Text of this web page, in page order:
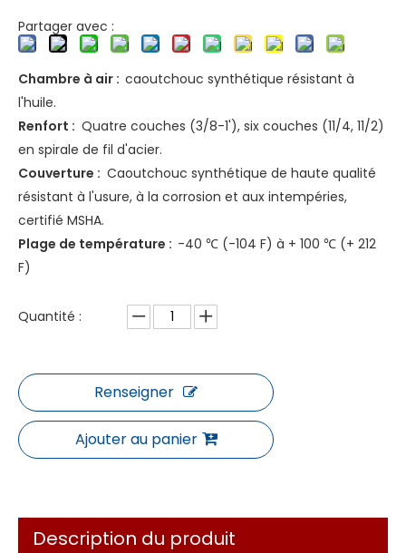
Partager avec :
Chambre à air : caoutchouc synthétique résistant à
l'huile.
Renfort : Quatre couches (3/8-1'), six couches (11/4, 11/2)
en spirale de fil d'acier.
Couverture : Caoutchouc synthétique de haute qualité
résistant à l'usure, à la corrosion et aux intempéries,
certifié MSHA.
Plage de température : -40 ℃ (-104 F) à + 100 ℃ (+ 212
F)
Quantité :
Renseigner
Ajouter au panier
Description du produit